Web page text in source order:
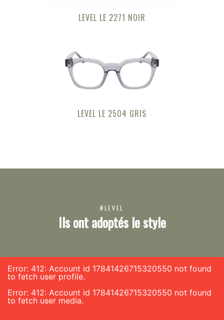
LEVEL LE 2271 NOIR
LEVEL LE 2504 GRIS
#LEVEL
Ils ont adoptés le style
Error: 412: Account id 17841426715320550 not found
to fetch user profile.
Error: 412: Account id 17841426715320550 not found
to fetch user media.